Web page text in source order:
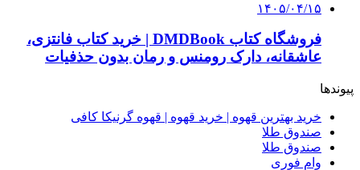
۱۴۰۵/۰۴/۱۵
فروشگاه کتاب DMDBook | خرید کتاب فانتزی،
عاشقانه، دارک رومنس و رمان بدون حذفیات
پیوندها
خرید بهترین قهوه | خرید قهوه | قهوه گرنیکا کافی
صندوق طلا
صندوق طلا
وام فوری